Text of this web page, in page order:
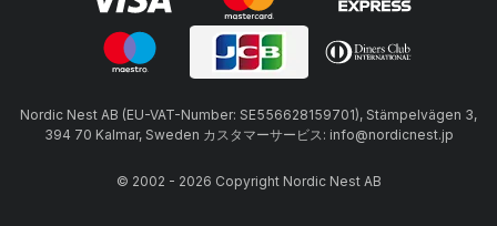
Nordic Nest AB (EU-VAT-Number: SE556628159701), Stämpelvägen 3,
394 70 Kalmar, Sweden カスタマーサービス: info@nordicnest.jp
© 2002 - 2026 Copyright Nordic Nest AB